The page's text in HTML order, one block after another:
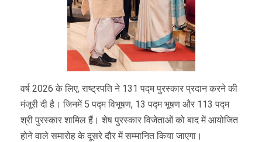
वर्ष 2026 के लिए, राष्ट्रपति ने 131 पद्म पुरस्कार प्रदान करने की
मंजूरी दी है। जिनमें 5 पद्म विभूषण, 13 पद्म भूषण और 113 पद्म
श्री पुरस्कार शामिल हैं। शेष पुरस्कार विजेताओं को बाद में आयोजित
होने वाले समारोह के दूसरे दौर में सम्मानित किया जाएगा।